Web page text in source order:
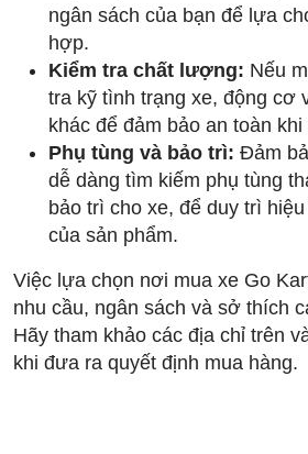
ngân sách của bạn để lựa
hợp.
Kiểm tra chất lượng: Nếu
tra kỹ tình trạng xe, động cơ
khác để đảm bảo an toàn
Phụ tùng và bảo trì: Đảm
dễ dàng tìm kiếm phụ tùng
bảo trì cho xe, để duy trì
của sản phẩm.
Việc lựa chọn nơi mua xe Go
nhu cầu, ngân sách và sở thích
Hãy tham khảo các địa chỉ trên
khi đưa ra quyết định mua hàng.